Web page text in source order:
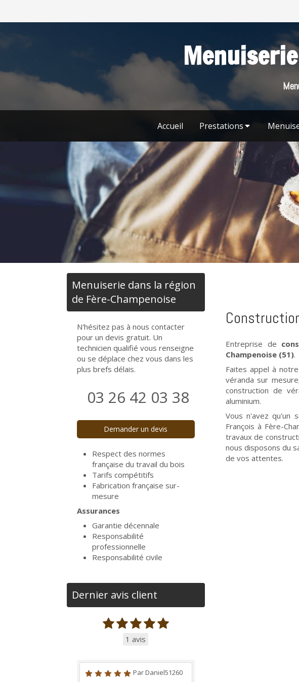
Accueil Prestations
Entreprise de
Champenoise (51).
Faites appel à
véranda sur
construction de
aluminium.
Vous n'avez qu'un
François à Fère-
travaux de
nous disposons du
de vos attentes.
Menuiserie dans la région
de Fère-Champenoise
N'hésitez pas à nous contacter
pour un devis gratuit. Un
technicien qualifié vous renseigne
ou se déplace chez vous dans les
plus brefs délais.
03 26 42 03 38
Demander un devis
Respect des normes
française du travail du bois
Tarifs compétitifs
Fabrication française sur-
mesure
Assurances
Garantie décennale
Responsabilité
professionnelle
Responsabilité civile
Dernier avis client
1 avis
Par Daniel51260